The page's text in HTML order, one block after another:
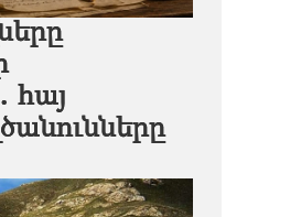
հայ